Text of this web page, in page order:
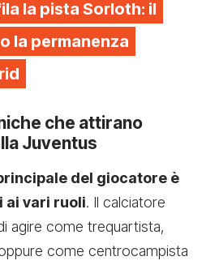
la pista Sorloth: il
la permanenza
che attirano
Juventus
del giocatore è
ai vari ruoli. Il calciatore
agire come trequartista,
come centrocampista